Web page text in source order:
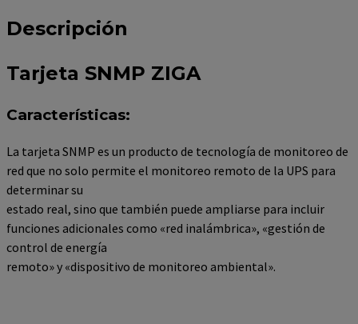
Descripción
Tarjeta SNMP ZIGA
Características:
La tarjeta SNMP es un producto de tecnología de monitoreo de
red que no solo permite el monitoreo remoto de la UPS para
determinar su
estado real, sino que también puede ampliarse para incluir
funciones adicionales como «red inalámbrica», «gestión de
control de energía
remoto» y «dispositivo de monitoreo ambiental».